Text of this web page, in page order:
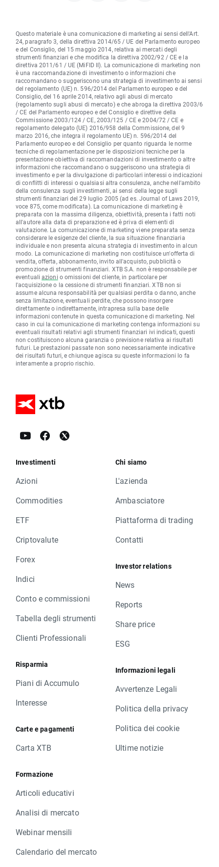
Questo materiale è una comunicazione di marketing ai sensi dell'Art.
24, paragrafo 3, della direttiva 2014/65 / UE del Parlamento europeo
e del Consiglio, del 15 maggio 2014, relativa ai mercati degli
strumenti finanziari e che modifica la direttiva 2002/92 / CE e la
direttiva 2011/61 / UE (MiFID II). La comunicazione di marketing non
è una raccomandazione di investimento o informazioni che
raccomandano o suggeriscono una strategia di investimento ai sensi
del regolamento (UE) n. 596/2014 del Parlamento europeo e del
Consiglio, del 16 aprile 2014, relativo agli abusi di mercato
(regolamento sugli abusi di mercato) e che abroga la direttiva 2003/6
/ CE del Parlamento europeo e del Consiglio e direttive della
Commissione 2003/124 / CE, 2003/125 / CE e 2004/72 / CE e
regolamento delegato (UE) 2016/958 della Commissione, del 9
marzo 2016, che integra il regolamento UE) n. 596/2014 del
Parlamento europeo e del Consiglio per quanto riguarda le norme
tecniche di regolamentazione per le disposizioni tecniche per la
presentazione obiettiva di raccomandazioni di investimento o altre
informazioni che raccomandano o suggeriscono una strategia di
investimento e per la divulgazione di particolari interessi o indicazioni
di conflitti di interessi o qualsiasi altra consulenza, anche nell'ambito
della consulenza sugli investimenti, ai sensi della legge sugli
strumenti finanziari del 29 luglio 2005 (ad es. Journal of Laws 2019,
voce 875, come modificata). La comunicazione di marketing è
preparata con la massima diligenza, obiettività, presenta i fatti noti
all'autore alla data di preparazione ed è priva di elementi di
valutazione. La comunicazione di marketing viene preparata senza
considerare le esigenze del cliente, la sua situazione finanziaria
individuale e non presenta alcuna strategia di investimento in alcun
modo. La comunicazione di marketing non costituisce un'offerta di
vendita, offerta, abbonamento, invito all'acquisto, pubblicità o
promozione di strumenti finanziari. XTB S.A. non è responsabile per
eventuali azioni o omissioni del cliente, in particolare per
l'acquisizione o la cessione di strumenti finanziari. XTB non si
assume alcuna responsabilità per qualsiasi perdita o danno, anche
senza limitazione, eventuali perdite, che possono insorgere
direttamente o indirettamente, intrapresa sulla base delle
informazioni contenute in questa comunicazione di marketing. Nel
caso in cui la comunicazione di marketing contenga informazioni su
eventuali risultati relativi agli strumenti finanziari ivi indicati, questi
non costituiscono alcuna garanzia o previsione relativa ai risultati
futuri. Le prestazioni passate non sono necessariamente indicative
dei risultati futuri, e chiunque agisca su queste informazioni lo fa
interamente a proprio rischio.
Investimenti
Azioni
Commodities
ETF
Criptovalute
Forex
Indici
Conto e commissioni
Tabella degli strumenti
Clienti Professionali
Risparmia
Piani di Accumulo
Interesse
Carte e pagamenti
Carta XTB
Formazione
Articoli educativi
Analisi di mercato
Webinar mensili
Calendario del mercato
Chi siamo
L'azienda
Ambasciatore
Piattaforma di trading
Contatti
Investor relations
News
Reports
Share price
ESG
Informazioni legali
Avvertenze Legali
Politica della privacy
Politica dei cookie
Ultime notizie